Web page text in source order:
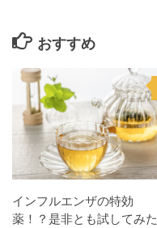
おすすめ
インフルエンザの特効
薬！？是非とも試してみた